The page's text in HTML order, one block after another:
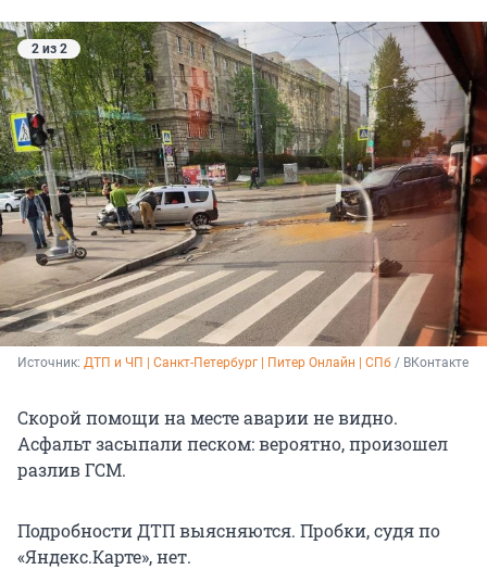
2 из 2
Источник: ДТП и ЧП | Санкт-Петербург | Питер Онлайн | СПб / ВКонтакте
Скорой помощи на месте аварии не видно.
Асфальт засыпали песком: вероятно, произошел
разлив ГСМ.
Подробности ДТП выясняются. Пробки, судя по
«Яндекс.Карте», нет.